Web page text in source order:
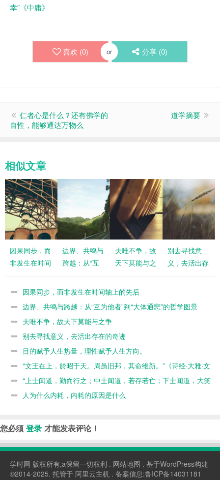
幸”《中庸》
喜欢 (0) or 分享 (0)
仁者心是什么？还有佛学的
自性，能够通达万物么
道学摘要
相似文章
因果同步，而
非发生在时间
边界、共鸣与
跨越：从“互
体通悲”的哲
夫唯不争，故
天下莫能与之
别去寻找意
义，去活出存
因果同步，而非发生在时间轴上的先后
边界、共鸣与跨越：从“互为他者”到“大体通悲”的哲学图景
夫唯不争，故天下莫能与之争
别去寻找意义，去活出存在的奇迹
目的赋予人生热量，理性赋予人生方向。
“文王在上，於昭于天。周虽旧邦，其命维新。”《诗经·大雅·文
王》“上士闻道，勤而行之；中士闻道，若存若亡；下士闻道，大笑
之。不笑不足以为道。”《道德经》
人为什么内耗，内耗的原因是什么
您必须 登录 才能发表评论！
学时网 版权所有,a保留一切权利 . 网站地图 . 基于WordPress构建
©2014-2025. 托管于 阿里云主机 . 备案信息:鲁ICP备14031181